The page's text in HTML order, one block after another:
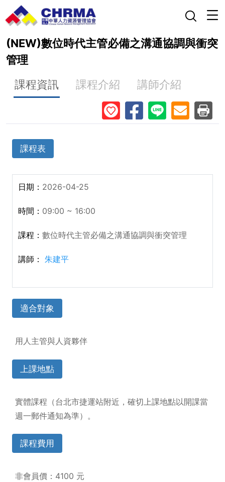
(NEW)數位時代主管必備之溝通協調與衝突
管理
課程資訊
課程介紹 講師介紹
課程表
2026-04-25
09:00 ~ 16:00
數位時代主管必備之溝通協調與衝突管理
朱建平
適合對象
用人主管與人資夥伴
上課地點
實體課程（台北市捷運站附近，確切上課地點以開課當
週一郵件通知為準）。
課程費用
非會員價：4100 元